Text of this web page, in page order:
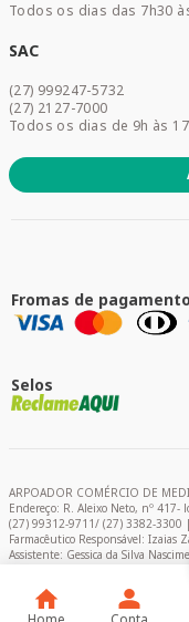
Dermocosméticos
Promoções
Todos os dias das 7h30
SAC
(27) 999247-5732
(27) 2127-7000
Todos os dias de 9h às
Fromas de pagamento
Selos
ARPOADOR COMÉRCIO DE
Endereço: R. Aleixo Neto, nº 417-
(27) 99312-9711/ (27) 3382-
Farmacêutico Responsável: Izaias
Assistente: Gessica da Silva
2024849/2020 | AFE: 0.11366-0 |
Campelo